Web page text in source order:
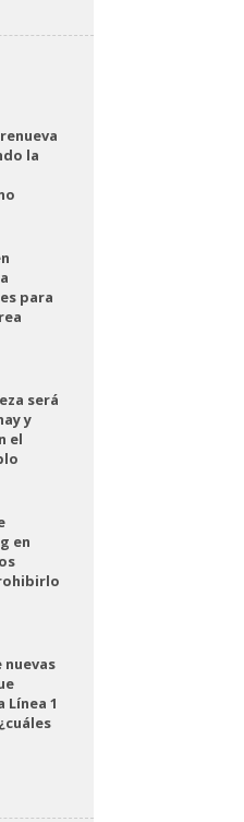
la
para
será
y
el
en
nuevas
Línea 1